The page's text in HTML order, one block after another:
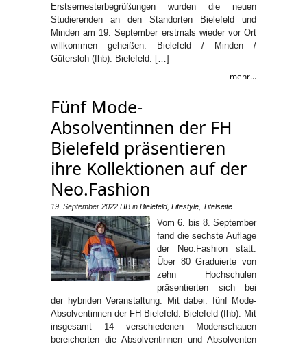
Erstsemesterbegrüßungen wurden die neuen
Studierenden an den Standorten Bielefeld und
Minden am 19. September erstmals wieder vor Ort
willkommen geheißen. Bielefeld / Minden /
Gütersloh (fhb). Bielefeld. […]
mehr...
Fünf Mode-
Absolventinnen der FH
Bielefeld präsentieren
ihre Kollektionen auf der
Neo.Fashion
19. September 2022 HB in Bielefeld, Lifestyle Titelseite
Vom 6. bis 8. September
fand die sechste Auflage
der Neo.Fashion statt.
Über 80 Graduierte von
zehn Hochschulen
präsentierten sich bei
der hybriden Veranstaltung. Mit dabei: fünf Mode-
Absolventinnen der FH Bielefeld. Bielefeld (fhb). Mit
insgesamt 14 verschiedenen Modenschauen
bereicherten die Absolventinnen und Absolventen